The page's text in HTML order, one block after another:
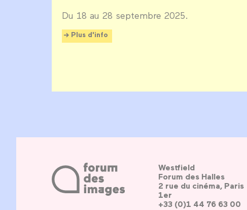
Du 18 au 28 septembre 2025.
Plus d'info
Westfield
Forum des Halles
2 rue du cinéma, Paris
1er
+33 (0)1 44 76 63 00